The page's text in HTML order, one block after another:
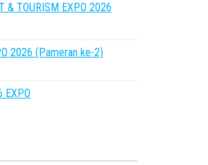
& TOURISM EXPO 2026
2026 (Pameran ke-2)
EXPO